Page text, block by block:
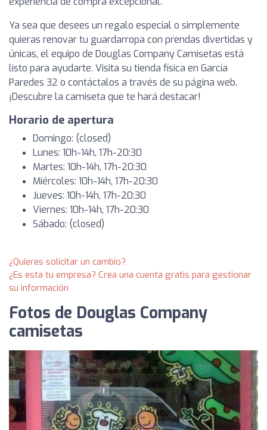
Ya sea que desees un regalo especial o simplemente
quieras renovar tu guardarropa con prendas divertidas y
únicas, el equipo de Douglas Company Camisetas está
listo para ayudarte. Visita su tienda física en García
Paredes 32 o contáctalos a través de su página web.
¡Descubre la camiseta que te hará destacar!
Horario de apertura
Domingo: (closed)
Lunes: 10h-14h, 17h-20:30
Martes: 10h-14h, 17h-20:30
Miércoles: 10h-14h, 17h-20:30
Jueves: 10h-14h, 17h-20:30
Viernes: 10h-14h, 17h-20:30
Sábado: (closed)
¿Quieres solicitar un cambio?
¿Es esta tu empresa? Crea una cuenta gratis para gestionar
su información
Fotos de Douglas Company
camisetas